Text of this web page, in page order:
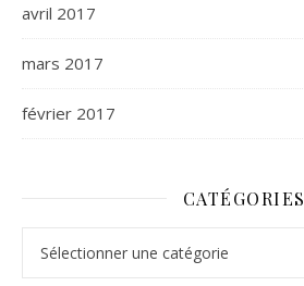
avril 2017
mars 2017
février 2017
CATÉGORIES